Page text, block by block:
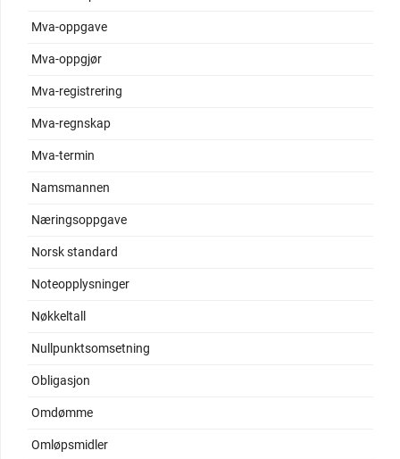
Mva-oppgave
Mva-oppgjør
Mva-registrering
Mva-regnskap
Mva-termin
Namsmannen
Næringsoppgave
Norsk standard
Noteopplysninger
Nøkkeltall
Nullpunktsomsetning
Obligasjon
Omdømme
Omløpsmidler